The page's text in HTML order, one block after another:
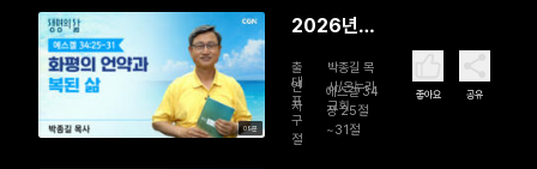
함의 심판
09분
2026년
일 화평의
언약과 복
된 삶
출
연
자
박종길 목
사/온누리
교회
대
표
구
절
에스겔 34
장 25절
~31절
좋아요 공유